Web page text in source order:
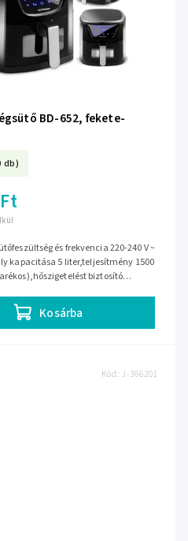
BD-652, fekete-
db)
Kosárba
és frekvencia 220-240 V ~
kapacitása 5 liter,teljesítmény 1500
biztosító
Kód: J-366201